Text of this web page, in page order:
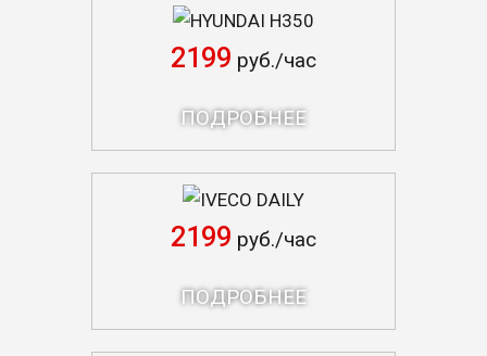
HYUNDAI H350
2199 руб./час
ПОДРОБНЕЕ
IVECO DAILY
2199 руб./час
ПОДРОБНЕЕ